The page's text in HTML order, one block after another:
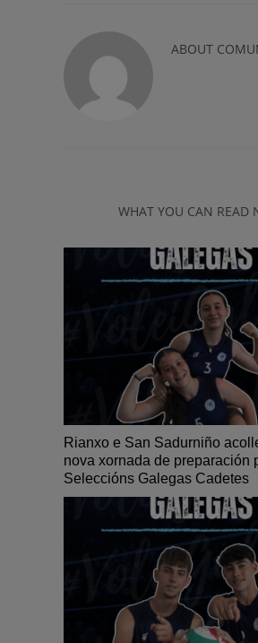
ABOUT
WHAT YOU CAN READ
Rianxo e San Sadurniño
nova xornada de preparación
Seleccións Galegas Cadetes